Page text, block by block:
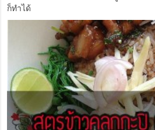
ก็ทำได้